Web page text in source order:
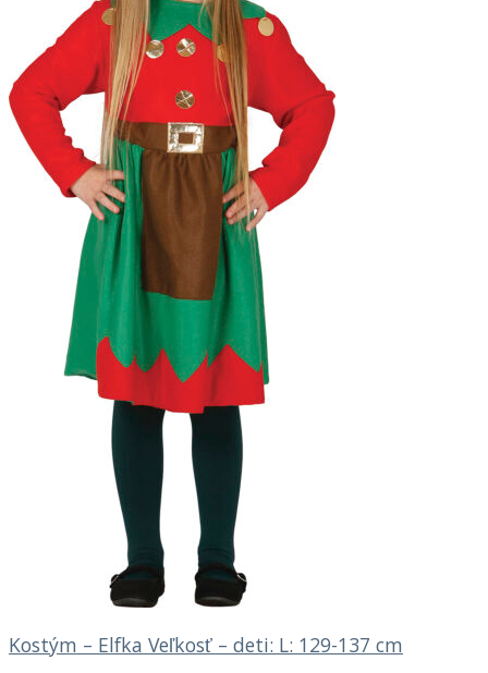
Kostým – Elfka Veľkosť – deti: L: 129-137 cm